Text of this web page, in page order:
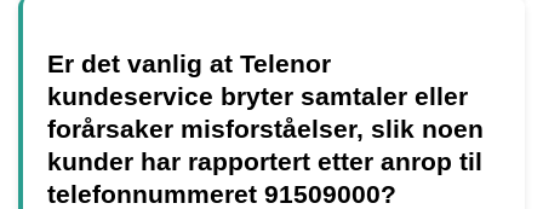
Er det vanlig at Telenor
kundeservice bryter samtaler eller
forårsaker misforståelser, slik noen
kunder har rapportert etter anrop til
telefonnummeret 91509000?